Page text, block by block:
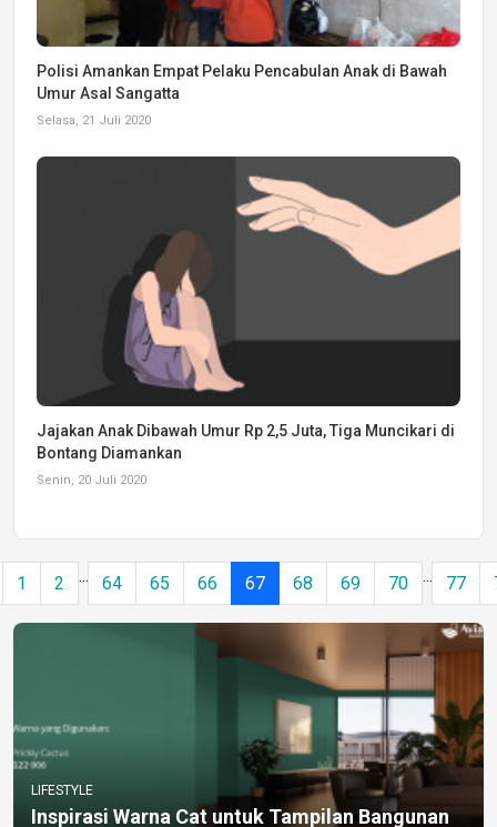
Polisi Amankan Empat Pelaku Pencabulan Anak di Bawah
Umur Asal Sangatta
Selasa, 21 Juli 2020
Jajakan Anak Dibawah Umur Rp 2,5 Juta, Tiga Muncikari di
Bontang Diamankan
Senin, 20 Juli 2020
1 2 ... 64 65 66 67 68 69 70 ... 77
LIFESTYLE
Inspirasi Warna Cat untuk Tampilan Bangunan